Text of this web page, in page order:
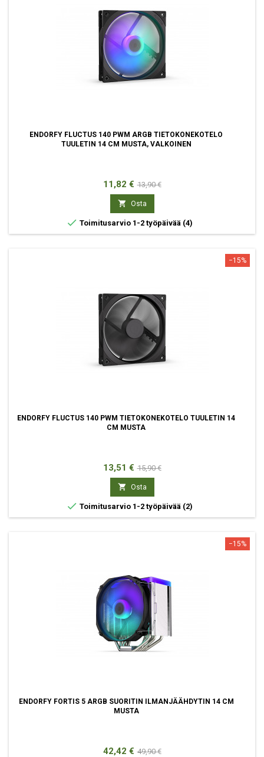
ENDORFY FLUCTUS 140 PWM ARGB TIETOKONEKOTELO
TUULETIN 14 CM MUSTA, VALKOINEN
Hinta
11,82 € Normaali
hinta
13,90 €
 Osta
 Toimitusarvio 1-2 työpäivää (4)
−15%
ENDORFY FLUCTUS 140 PWM TIETOKONEKOTELO TUULETIN 14
CM MUSTA
Hinta
13,51 € Normaali
hinta
15,90 €
 Osta
 Toimitusarvio 1-2 työpäivää (2)
−15%
ENDORFY FORTIS 5 ARGB SUORITIN ILMANJÄÄHDYTIN 14 CM
MUSTA
Hinta
42,42 € Normaali
49,90 €